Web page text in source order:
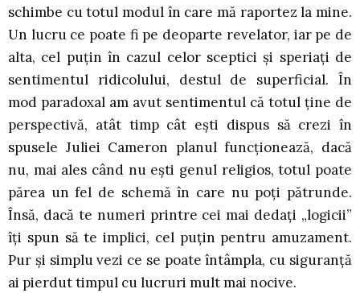
schimbe cu totul modul în care mă raportez la mine.
Un lucru ce poate fi pe deoparte revelator, iar pe de
alta, cel puțin în cazul celor sceptici și speriați de
sentimentul ridicolului, destul de superficial. În
mod paradoxal am avut sentimentul că totul ține de
perspectivă, atât timp cât ești dispus să crezi în
spusele Juliei Cameron planul funcționează, dacă
nu, mai ales când nu ești genul religios, totul poate
părea un fel de schemă în care nu poți pătrunde.
Însă, dacă te numeri printre cei mai dedați „logicii”
îți spun să te implici, cel puțin pentru amuzament.
Pur și simplu vezi ce se poate întâmpla, cu siguranță
ai pierdut timpul cu lucruri mult mai nocive.